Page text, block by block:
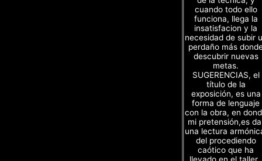
cuando todo ello
funciona, llega la
insatisfacion y la
necesidad de subir
perdaño más
descubrir nuevas
metas.
SUGERENCIAS, el
título de la
exposición, es una
forma de lenguaje
con la obra, en
mi pretensión,es
una lectura
del procediendo
caótico que ha
llevado en el taller ,